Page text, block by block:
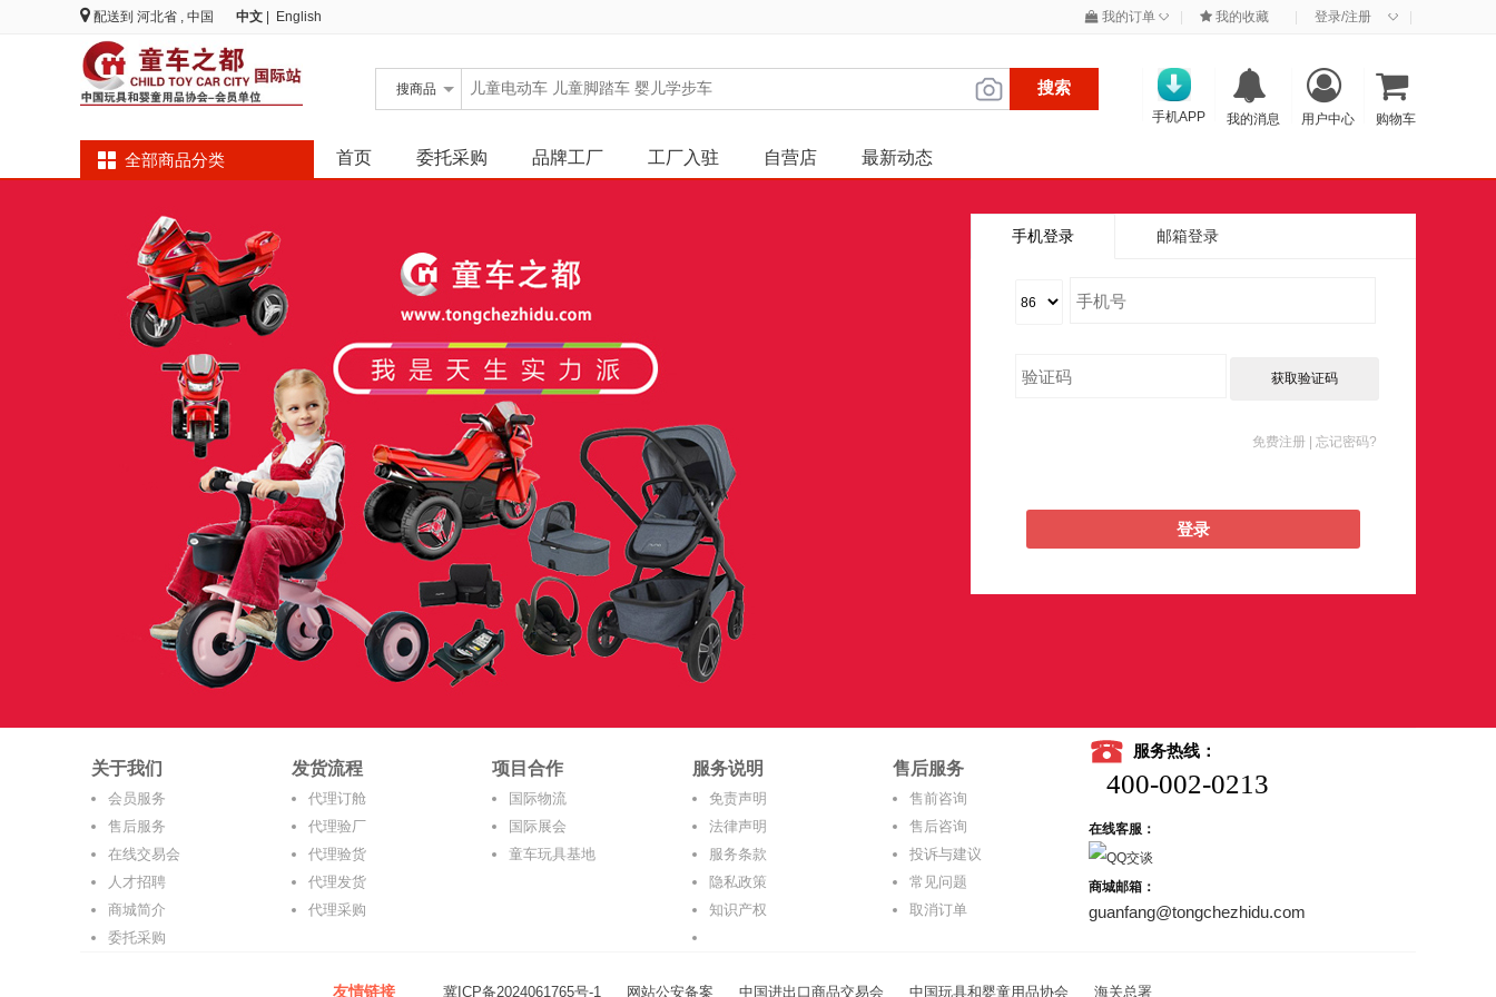
配送到 河北省 , 中国 中文 English 我的订单 ◇ 我的收藏 登录/注册 ◇
搜商品 搜索
购物车
用户中心
我的消息
手机APP
全部商品分类 首页 委托采购 品牌工厂 工厂入驻 自营店 最新动态
手机登录 邮箱登录
获取验证码
免费注册 | 忘记密码?
登录
关于我们
会员服务
售后服务
在线交易会
人才招聘
商城简介
委托采购
发货流程
代理订舱
代理验厂
代理验货
代理发货
代理采购
项目合作
国际物流
国际展会
童车玩具基地
服务说明
免责声明
法律声明
服务条款
隐私政策
知识产权
售后服务
售前咨询
售后咨询
投诉与建议
常见问题
取消订单
服务热线：
400-002-0213
在线客服：
商城邮箱：
guanfang@tongchezhidu.com
友情链接 冀ICP备2024061765号-1 网站公安备案 中国进出口商品交易会 中国玩具和婴童用品协会 海关总署